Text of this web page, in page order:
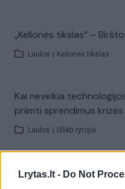
Lrytas.lt - Do Not
„Kelionės tikslas“ –
Laidos Kelionės tikslas
Kai neveikia
priimti sprendimus
Laidos Išlikti rytojui